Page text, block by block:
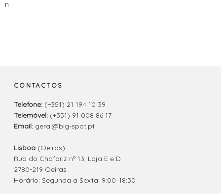
CONTACTOS
Telefone: (+351) 21 194 10 39
Telemóvel: (+351) 91 008 86 17
Email: geral@big-spot.pt
Lisboa (Oeiras)
Rua do Chafariz nº 13, Loja E e D
2780-219 Oeiras
Horário: Segunda a Sexta: 9:00–18:30